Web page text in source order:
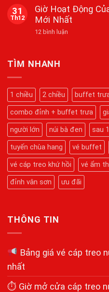
Thiêng,
Nguyện
Cầu
Mãn
Hoa
Tầm
Cao
Tại
Dịp
Tết
có
bình
luận
Cẩm
Núi
Bà
Hành
Trình
Chinh
Phục
Kỳ
Quan
Tâm
Linh
Chi
Tiết
Từ
A-
31
Th12
Giờ Hoạt Động
Mới Nhất
12 bình luận
Bà
Đen
Mới
Nhất
TÌM NHANH
1 chiều 2 chiều buffet
combo đỉnh + buffet trưa
người lớn
núi bà đen sau
tuyến chùa hang
vé buffet
vé cáp treo khứ hồi
vé ẩm
đỉnh vân sơn
ưu đãi
THÔNG TIN
Bảng giá vé cáp treo
nhất
⏱ Giờ mở cửa cáp treo